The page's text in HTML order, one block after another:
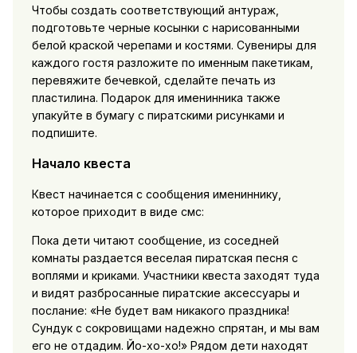
Чтобы создать соответствующий антураж,
подготовьте черные косынки с нарисованными
белой краской черепами и костями. Сувениры для
каждого гостя разложите по именным пакетикам,
перевяжите бечевкой, сделайте печать из
пластилина. Подарок для именинника также
упакуйте в бумагу с пиратскими рисунками и
подпишите.
Начало квеста
Квест начинается с сообщения имениннику,
которое приходит в виде смс:
Пока дети читают сообщение, из соседней
комнаты раздается веселая пиратская песня с
воплями и криками. Участники квеста заходят туда
и видят разбросанные пиратские аксессуары и
послание: «Не будет вам никакого праздника!
Сундук с сокровищами надежно спрятан, и мы вам
его не отдадим. Йо-хо-хо!» Рядом дети находят